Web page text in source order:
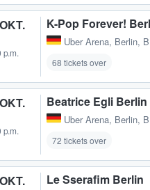
p.m.
K-Pop Forever!
Uber Arena, Berlin,
68 tickets over
p.m.
Beatrice Egli Berlin
Uber Arena, Berlin,
72 tickets over
Le Sserafim Berlin